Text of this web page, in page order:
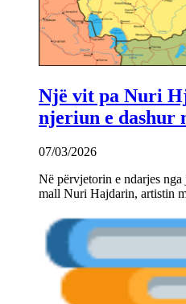
Një vit pa Nuri
njeriun e dashur
07/03/2026
Në përvjetorin e ndarjes
mall Nuri Hajdarin, artistin